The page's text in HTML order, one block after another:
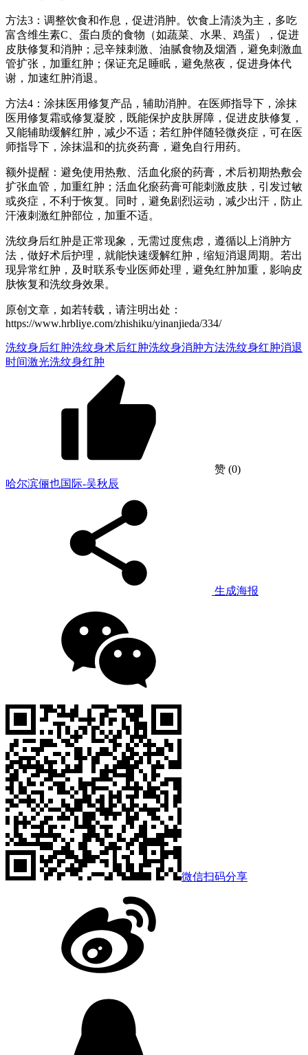
方法3：调整饮食和作息，促进消肿。饮食上清淡为主，多吃
富含维生素C、蛋白质的食物（如蔬菜、水果、鸡蛋），促进
皮肤修复和消肿；忌辛辣刺激、油腻食物及烟酒，避免刺激血
管扩张，加重红肿；保证充足睡眠，避免熬夜，促进身体代
谢，加速红肿消退。
方法4：涂抹医用修复产品，辅助消肿。在医师指导下，涂抹
医用修复霜或修复凝胶，既能保护皮肤屏障，促进皮肤修复，
又能辅助缓解红肿，减少不适；若红肿伴随轻微炎症，可在医
师指导下，涂抹温和的抗炎药膏，避免自行用药。
额外提醒：避免使用热敷、活血化瘀的药膏，术后初期热敷会
扩张血管，加重红肿；活血化瘀药膏可能刺激皮肤，引发过敏
或炎症，不利于恢复。同时，避免剧烈运动，减少出汗，防止
汗液刺激红肿部位，加重不适。
洗纹身后红肿是正常现象，无需过度焦虑，遵循以上消肿方
法，做好术后护理，就能快速缓解红肿，缩短消退周期。若出
现异常红肿，及时联系专业医师处理，避免红肿加重，影响皮
肤恢复和洗纹身效果。
原创文章，如若转载，请注明出处：
https://www.hrbliye.com/zhishiku/yinanjieda/334/
洗纹身后红肿洗纹身术后红肿洗纹身消肿方法洗纹身红肿消退
时间激光洗纹身红肿
赞 (0)
哈尔滨俪也国际-吴秋辰
生成海报
微信扫码分享